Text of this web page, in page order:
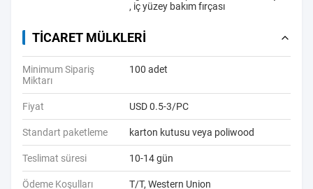
, iç yüzey bakım fırçası
TICARET MÜLKLERI
Minimum Sipariş
Miktarı
100 adet
Fiyat USD 0.5-3/PC
Standart paketleme karton kutusu veya poliwood
Teslimat süresi 10-14 gün
Ödeme Koşulları T/T, Western Union